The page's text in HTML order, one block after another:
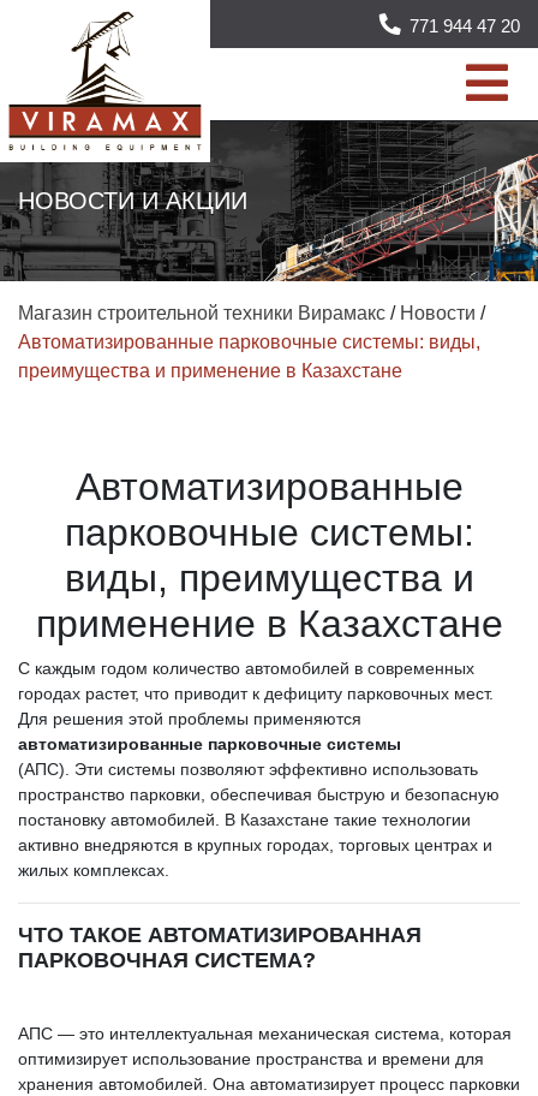
771 944 47 20
НОВОСТИ И АКЦИИ
Магазин строительной техники Вирамакс / Новости /
Автоматизированные парковочные системы: виды,
преимущества и применение в Казахстане
Автоматизированные
парковочные системы:
виды, преимущества и
применение в Казахстане
С каждым годом количество автомобилей в современных
городах растет, что приводит к дефициту парковочных мест.
Для решения этой проблемы применяются
автоматизированные парковочные системы
(АПС). Эти системы позволяют эффективно использовать
пространство парковки, обеспечивая быструю и безопасную
постановку автомобилей. В Казахстане такие технологии
активно внедряются в крупных городах, торговых центрах и
жилых комплексах.
ЧТО ТАКОЕ АВТОМАТИЗИРОВАННАЯ
ПАРКОВОЧНАЯ СИСТЕМА?
АПС — это интеллектуальная механическая система, которая
оптимизирует использование пространства и времени для
хранения автомобилей. Она автоматизирует процесс парковки